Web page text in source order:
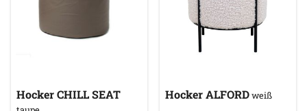
Hocker CHILL SEAT Hocker ALFORDweiß